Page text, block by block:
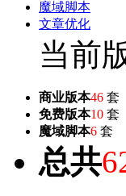
魔域脚本
文章优化
当前
商业版本46 套
免费版本10 套
魔域脚本6 套
总共